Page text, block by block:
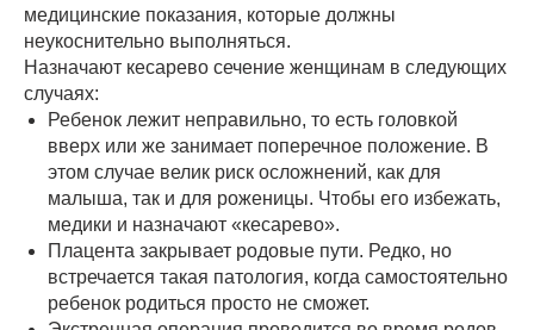
медицинские показания, которые должны
неукоснительно выполняться.
Назначают кесарево сечение женщинам в следующих
случаях:
Ребенок лежит неправильно, то есть головкой
вверх или же занимает поперечное положение. В
этом случае велик риск осложнений, как для
малыша, так и для роженицы. Чтобы его избежать,
медики и назначают «кесарево».
Плацента закрывает родовые пути. Редко, но
встречается такая патология, когда самостоятельно
ребенок родиться просто не сможет.